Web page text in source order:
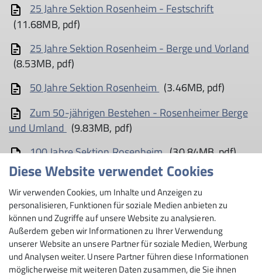
25 Jahre Sektion Rosenheim - Festschrift
(11.68MB, pdf)
25 Jahre Sektion Rosenheim - Berge und Vorland
(8.53MB, pdf)
50 Jahre Sektion Rosenheim (3.46MB, pdf)
Zum 50-jährigen Bestehen - Rosenheimer Berge
und Umland (9.83MB, pdf)
100 Jahre Sektion Rosenheim (30.84MB, pdf)
100 Jahre Brünnsteinhaus (11.62MB, pdf)
125 Jahre Sektion Rosenheim (50.53MB, pdf)
125 Jahre Brünnsteinhaus (25.83MB, pdf)
Diese Website verwendet Cookies
Wir verwenden Cookies, um Inhalte und Anzeigen zu
personalisieren, Funktionen für soziale Medien anbieten zu
können und Zugriffe auf unsere Website zu analysieren.
Außerdem geben wir Informationen zu Ihrer Verwendung
unserer Website an unsere Partner für soziale Medien, Werbung
und Analysen weiter. Unsere Partner führen diese Informationen
möglicherweise mit weiteren Daten zusammen, die Sie ihnen